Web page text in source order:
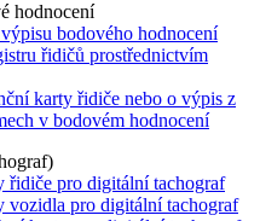
hodnocení
bodového hodnocení
řidičů prostřednictvím
karty řidiče nebo o výpis z
v bodovém hodnocení
řidiče pro digitální tachograf
vozidla pro digitální tachograf